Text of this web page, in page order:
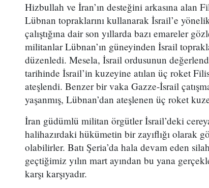
Hizbullah ve İran’ın desteğini arkasına alan
Lübnan topraklarını kullanarak İsrail’e
çalıştığına dair son yıllarda bazı emareler
militanlar Lübnan’ın güneyinden İsrail
düzenledi. Mesela, İsrail ordusunun
tarihinde İsrail’in kuzeyine atılan üç roket
ateşlendi. Benzer bir vaka Gazze-İsrail
yaşanmış, Lübnan’dan ateşlenen üç roket
İran güdümlü militan örgütler İsrail’deki
halihazırdaki hükümetin bir zayıflığı olarak
olabilirler. Batı Şeria’da hala devam eden
geçtiğimiz yılın mart ayından bu yana
karşı karşıyadır.